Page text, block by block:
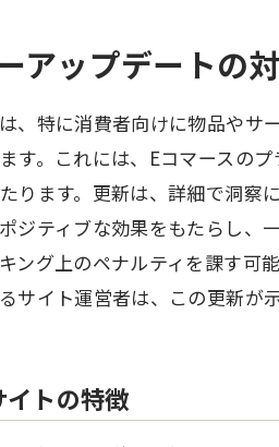
アップデートの
、特に消費者向けに物品やサ
す。これには、Eコマースの
ります。更新は、詳細で洞察
ジティブな効果をもたらし、
ング上のペナルティを課す可
サイト運営者は、この更新が
トの特徴